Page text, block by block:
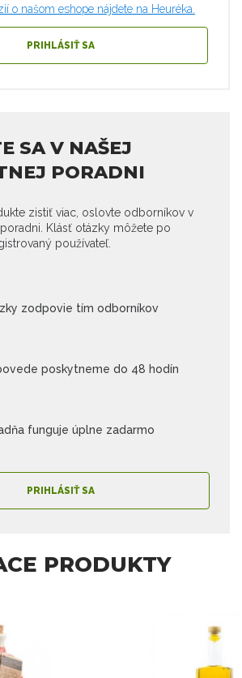
o našom eshope nájdete na Heuréka.
PRIHLÁSIŤ SA
SA V NAŠEJ
PORADNI
zistiť viac, oslovte odborníkov v
Klásť otázky môžete po
používateľ.
zodpovie tím odborníkov
poskytneme do 48 hodín
funguje úplne zadarmo
PRIHLÁSIŤ SA
PRODUKTY